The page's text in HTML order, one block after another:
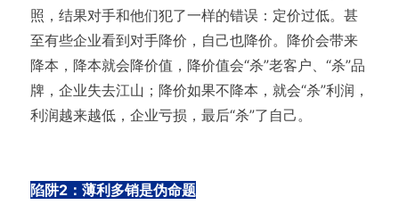
照，结果对手和他们犯了一样的错误：定价过低。甚
至有些企业看到对手降价，自己也降价。降价会带来
降本，降本就会降价值，降价值会“杀”老客户、“杀”品
牌，企业失去江山；降价如果不降本，就会“杀”利润，
利润越来越低，企业亏损，最后“杀”了自己。
陷阱2：薄利多销是伪命题